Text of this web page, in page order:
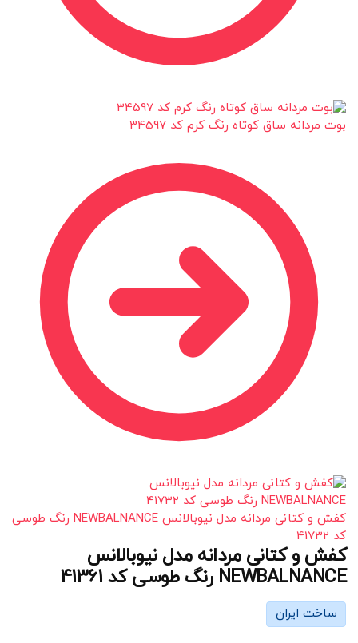
بوت مردانه ساق کوتاه رنگ کرم کد 34597
کفش و کتانی مردانه مدل نیوبالانس NEWBALNANCE رنگ طوسی
کد 41732
کفش و کتانی مردانه مدل نیوبالانس
NEWBALNANCE رنگ طوسی کد 41361
ساخت ایران